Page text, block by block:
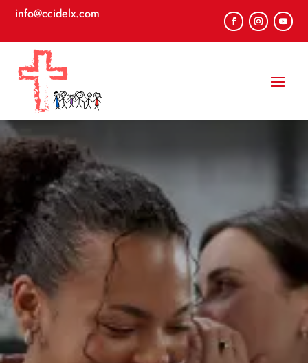
info@ccidelx.com